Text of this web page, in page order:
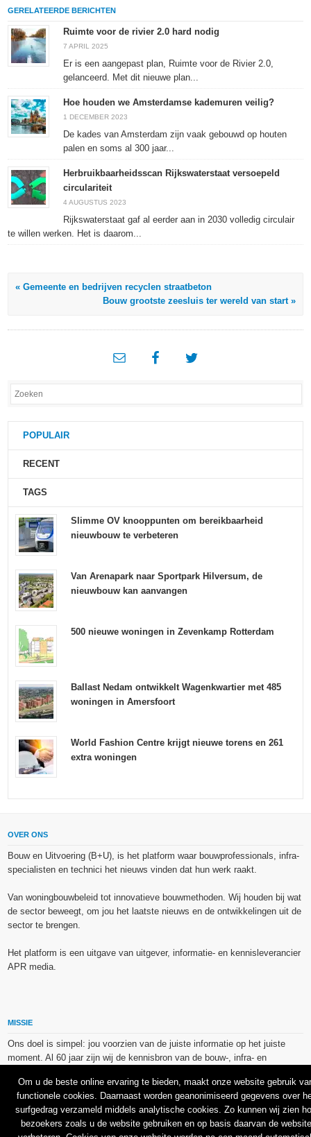
Facebook
(Wordt
een
nieuw
venster
geopend)
delen
(Wordt
een
venster
Twitter
(Wordt
een
venster
nieuw
GERELATEERDE BERICHTEN
Ruimte voor de rivier 2.0 hard nodig
7 APRIL 2025
Er is een aangepast plan, Ruimte voor de Rivier 2.0,
gelanceerd. Met dit nieuwe plan...
Hoe houden we Amsterdamse kademuren veilig?
1 DECEMBER 2023
De kades van Amsterdam zijn vaak gebouwd op houten
palen en soms al 300 jaar...
Herbruikbaarheidsscan Rijkswaterstaat versoepeld
circulariteit
4 AUGUSTUS 2023
Rijkswaterstaat gaf al eerder aan in 2030 volledig circulair
te willen werken. Het is daarom...
« Gemeente en bedrijven recyclen straatbeton
Bouw grootste zeesluis ter wereld van start »
POPULAIR
RECENT
TAGS
Slimme OV knooppunten om bereikbaarheid
nieuwbouw te verbeteren
Van Arenapark naar Sportpark Hilversum, de
nieuwbouw kan aanvangen
500 nieuwe woningen in Zevenkamp Rotterdam
Ballast Nedam ontwikkelt Wagenkwartier met 485
woningen in Amersfoort
World Fashion Centre krijgt nieuwe torens en 261
extra woningen
OVER ONS
Bouw en Uitvoering (B+U), is het platform waar bouwprofessionals, infra-
specialisten en technici het nieuws vinden dat hun werk raakt.
Van woningbouwbeleid tot innovatieve bouwmethoden. Wij houden bij wat
de sector beweegt, om jou het laatste nieuws en de ontwikkelingen uit de
sector te brengen.
Het platform is een uitgave van uitgever, informatie- en kennisleverancier
APR media.
MISSIE
Ons doel is simpel: jou voorzien van de juiste informatie op het juiste
moment. Al 60 jaar zijn wij de kennisbron van de bouw-, infra- en
De op dit platform gebruikte afbeeldingen, illustraties en foto’s zijn ofwel
vrij van rechten verkregen via de bron van het betreffende bericht, of
binnen de aan APR media (groep) of BU media verschafte licentie(s) en
Om u de beste online ervaring te bieden, maakt onze website gebruik
functionele cookies. Daarnaast worden geanonimiseerd gegevens over
surfgedrag verzameld middels analytische cookies. Zo kunnen wij zien
bezoekers zoals u de website gebruiken en op basis daarvan de website